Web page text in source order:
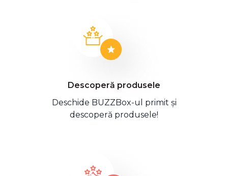
Descoperă produsele
Deschide BUZZBox-ul primit și
descoperă produsele!